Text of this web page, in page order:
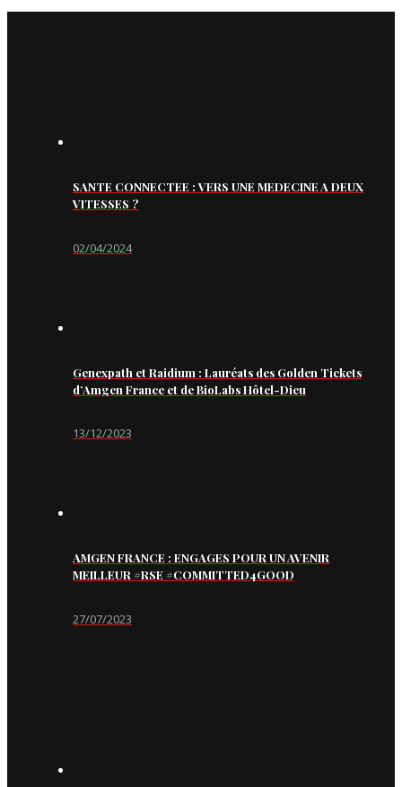
SANTE CONNECTEE : VERS UNE MEDECINE A DEUX
VITESSES ?
02/04/2024
Genexpath et Raidium : Lauréats des Golden Tickets
d’Amgen France et de BioLabs Hôtel-Dieu
13/12/2023
AMGEN FRANCE : ENGAGES POUR UN AVENIR
MEILLEUR #RSE #COMMITTED4GOOD
27/07/2023